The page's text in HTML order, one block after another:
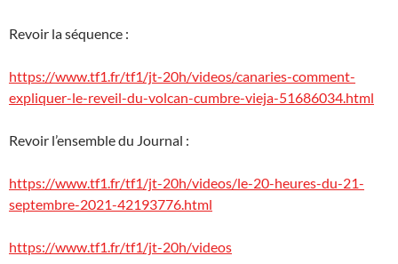
Revoir la séquence :
https://www.tf1.fr/tf1/jt-20h/videos/canaries-comment-
expliquer-le-reveil-du-volcan-cumbre-vieja-51686034.html
Revoir l’ensemble du Journal :
https://www.tf1.fr/tf1/jt-20h/videos/le-20-heures-du-21-
septembre-2021-42193776.html
https://www.tf1.fr/tf1/jt-20h/videos